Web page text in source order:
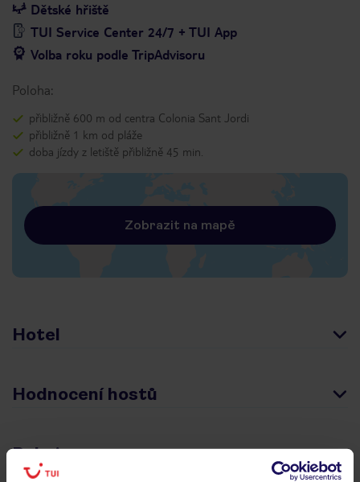
Dětské hřiště
TUI Service Center 24/7 + TUI App
Volba roku podle TripAdvisoru
Poloha:
přibližně 600 m od centra Colonia Sant Jordi
přibližně 1 km od pláže
doba jízdy z letiště přibližně 45 min.
Zobrazit na mapě
Hotel
Hodnocení hostů
Pokoje